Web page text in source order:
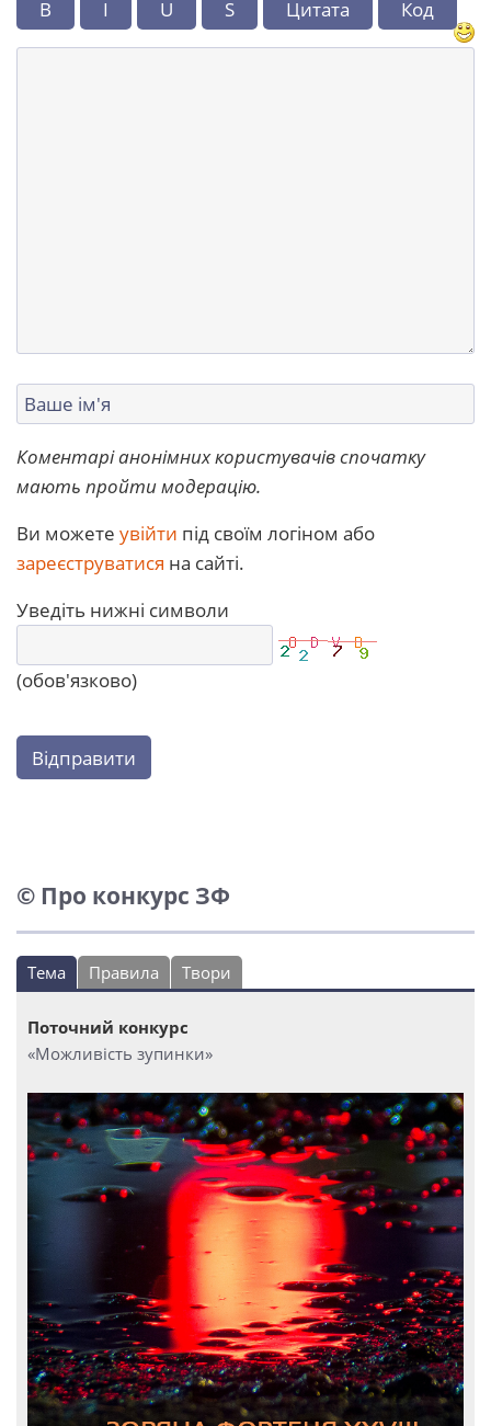
B I U S Цитата Код
Коментарі анонімних користувачів спочатку
мають пройти модерацію.
Ви можете увійти під своїм логіном або
зареєструватися на сайті.
Уведіть нижні символи
(обов'язково)
Відправити
© Про конкурс ЗФ
Тема Правила Твори
Поточний конкурс
«Можливість зупинки»